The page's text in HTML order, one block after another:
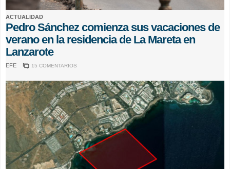
ACTUALIDAD
Pedro Sánchez comienza sus vacaciones de
verano en la residencia de La Mareta en
Lanzarote
EFE 15 COMENTARIOS